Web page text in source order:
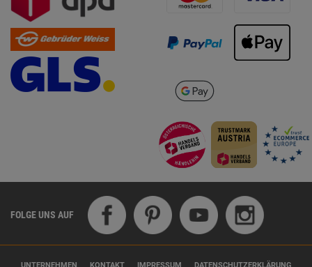
FOLGE UNS AUF
UNTERNEHMEN KONTAKT IMPRESSUM DATENSCHUTZERKLÄRUNG